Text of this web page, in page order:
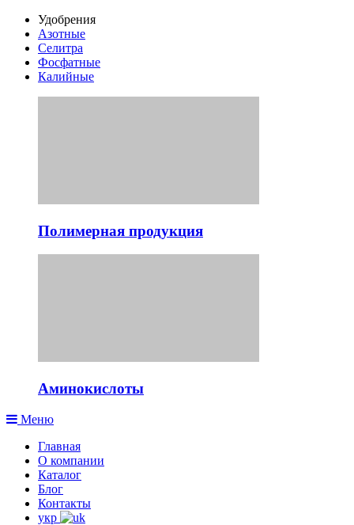
Удобрения
Азотные
Селитра
Фосфатные
Калийные
Полимерная продукция
Аминокислоты
Меню
Главная
О компании
Каталог
Блог
Контакты
укр